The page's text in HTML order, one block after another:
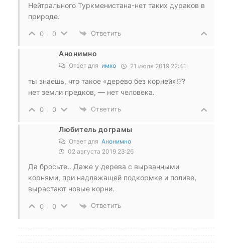
Нейтрального Туркменистана-нет таких дураков в
природе.
0 0 Ответить
Анонимно
Ответ для имхо 21 июля 2019 22:41
ты знаешь, что такое «дерево без корней»!??
нет земли предков, — нет человека.
0 0 Ответить
Любитель дограмы
Ответ для Анонимно
02 августа 2019 23:26
Да бросьте.. Даже у дерева с вырванными
корнями, при надлежащей подкормке и поливе,
вырастают новые корни.
0 0 Ответить